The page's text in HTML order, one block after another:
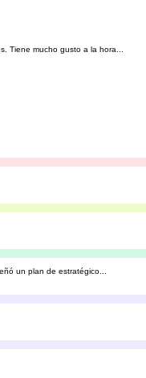
Tiene mucho gusto a la hora...
un plan de estratégico...